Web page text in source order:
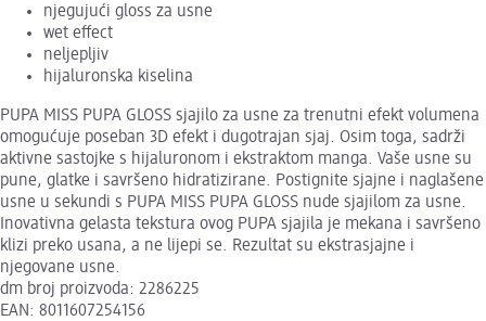
njegujući gloss za usne
wet effect
neljepljiv
hijaluronska kiselina
PUPA MISS PUPA GLOSS sjajilo za usne za trenutni efekt volumena
omogućuje poseban 3D efekt i dugotrajan sjaj. Osim toga, sadrži
aktivne sastojke s hijaluronom i ekstraktom manga. Vaše usne su
pune, glatke i savršeno hidratizirane. Postignite sjajne i naglašene
usne u sekundi s PUPA MISS PUPA GLOSS nude sjajilom za usne.
Inovativna gelasta tekstura ovog PUPA sjajila je mekana i savršeno
klizi preko usana, a ne lijepi se. Rezultat su ekstrasjajne i
njegovane usne.
dm broj proizvoda: 2286225
EAN: 8011607254156